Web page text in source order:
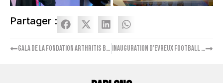
Partager :
Gala de la Fondation Arthritis by Clarins Inauguration d’Evreux Football Club avec l’intervention de Habib Beye